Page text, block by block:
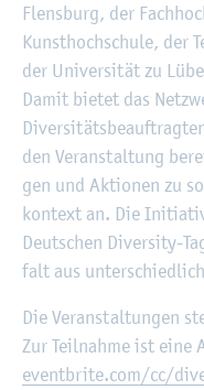
Flens­burg, der
Kunst­hoch­schu­le, der
der Uni­ver­si­tät zu
Damit bie­tet das
den Ver­an­stal­tung
gen und Ak­tio­nen zu
kon­text an. Die
Deut­schen Di­ver­si­ty-
falt aus
Die Ver­an­stal­tun­gen
Zur Teil­nah­me ist eine
eventbrite.​com/​cc/​